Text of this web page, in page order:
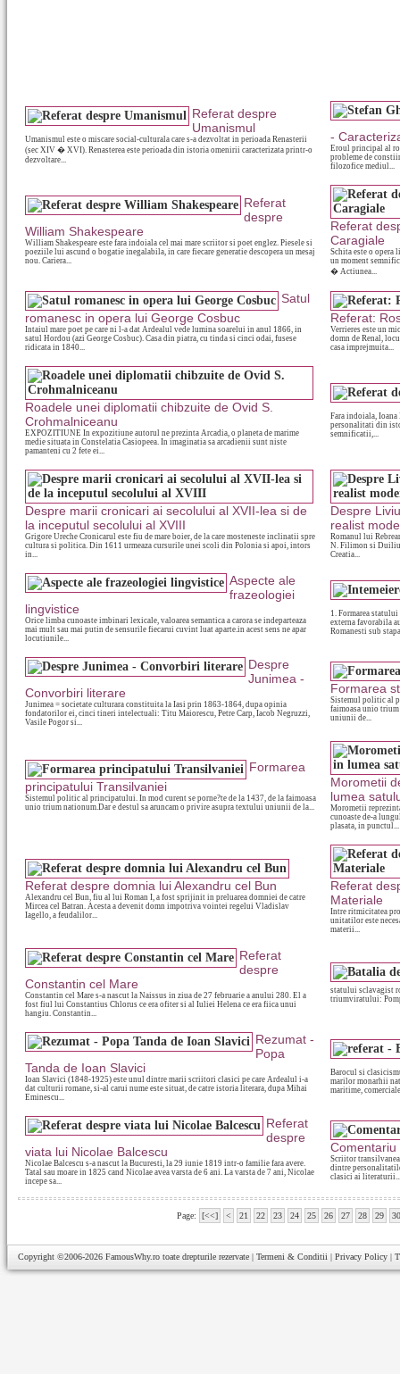
Referat despre
Umanismul
Umanismul este o miscare social-culturala care s-a dezvoltat in perioada Renasterii
(sec XIV � XVI). Renasterea este perioada din istoria omenirii caracterizata printr-o
dezvoltare...
-
Eroul principal al
probleme de
filozofice mediul...
Referat
despre
William Shakespeare
William Shakespeare este fara indoiala cel mai mare scriitor si poet englez. Piesele si
poeziile lui ascund o bogatie inegalabila, in care fiecare generatie descopera un mesaj
nou. Cariera...
Referat
Caragiale
Schita este o opera
un moment
� Actiunea...
Satul
romanesc in opera lui George Cosbuc
Intaiul mare poet pe care ni l-a dat Ardealul vede lumina soarelui in anul 1866, in
satul Hordou (azi George Cosbuc). Casa din piatra, cu tinda si cinci odai, fusese
ridicata in 1840...
Referat:
Verrieres este un
domn de Renal,
casa imprejmuita...
Roadele unei diplomatii chibzuite de Ovid S.
Crohmalniceanu
EXPOZITIUNE In expozitiune autorul ne prezinta Arcadia, o planeta de marime
medie situata in Constelatia Casiopeea. In imaginatia sa arcadienii sunt niste
pamanteni cu 2 fete ei...
Fara indoiala,
personalitati din
semnificatii,...
Despre marii cronicari ai secolului al XVII-lea si de
la inceputul secolului al XVIII
Grigore Ureche Cronicarul este fiu de mare boier, de la care mosteneste inclinatii spre
cultura si politica. Din 1611 urmeaza cursurile unei scoli din Polonia si apoi, intors
in...
Despre
realist
Romanul lui
N. Filimon si Duiliu
Creatia...
Aspecte ale
frazeologiei
lingvistice
Orice limba cunoaste imbinari lexicale, valoarea semantica a carora se indeparteaza
mai mult sau mai putin de sensurile fiecarui cuvint luat aparte.in acest sens ne apar
locutiunile...
1. Formarea
externa favorabila
Romanesti sub
Despre
Junimea -
Convorbiri literare
Junimea = societate culturara constituita la Iasi prin 1863-1864, dupa opinia
fondatorilor ei, cinci tineri intelectuali: Titu Maiorescu, Petre Carp, Iacob Negruzzi,
Vasile Pogor si...
Formarea
Sistemul politic al
faimoasa unio
uniunii de...
Formarea
principatului Transilvaniei
Sistemul politic al principatului. In mod curent se porne?te de la 1437, de la faimoasa
unio trium nationum.Dar e destul sa aruncam o privire asupra textului uniunii de la...
Morometii
lumea
Morometii
cunoaste de-a
plasata, in punctul...
Referat despre domnia lui Alexandru cel Bun
Alexandru cel Bun, fiu al lui Roman I, a fost sprijinit in preluarea domniei de catre
Mircea cel Batran. Acesta a devenit domn impotriva vointei regelui Vladislav
Iagello, a feudalilor...
Referat
Materiale
Intre ritmicitatea
unitatilor este
materii...
Referat
despre
Constantin cel Mare
Constantin cel Mare s-a nascut la Naissus in ziua de 27 februarie a anului 280. El a
fost fiul lui Constantius Chlorus ce era ofiter si al Iuliei Helena ce era fiica unui
hangiu. Constantin...
statului sclavagist
triumviratului:
Rezumat -
Popa
Tanda de Ioan Slavici
Ioan Slavici (1848-1925) este unul dintre marii scriitori clasici pe care Ardealul i-a
dat culturii romane, si-al carui nume este situat, de catre istoria literara, dupa Mihai
Eminescu...
Barocul si
marilor monarhii
maritime,
Referat
despre
viata lui Nicolae Balcescu
Nicolae Balcescu s-a nascut la Bucuresti, la 29 iunie 1819 intr-o familie fara avere.
Tatal sau moare in 1825 cand Nicolae avea varsta de 6 ani. La varsta de 7 ani, Nicolae
incepe sa...
Comentariu
Scriitor
dintre
clasici ai literaturii...
Page: [<<] < 21 22 23 24 25 26 27 28 29 30
Copyright ©2006-2026 FamousWhy.ro toate drepturile rezervate | Termeni & Conditii | Privacy Policy |